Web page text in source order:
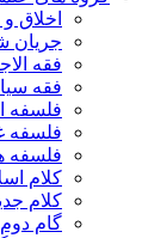
اخلاق
جریان
فقه
فقه
فلسفه
فلسفه
فلسفه
کلام
کلام
گام دوم